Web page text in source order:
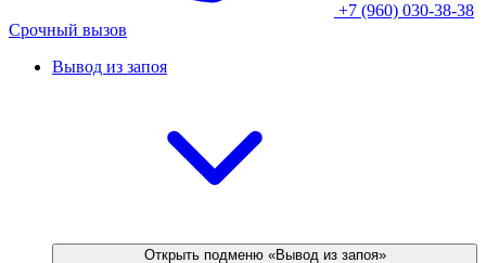
+7 (960) 030-38-38
Срочный вызов
Вывод из запоя
Открыть подменю «Вывод из запоя»